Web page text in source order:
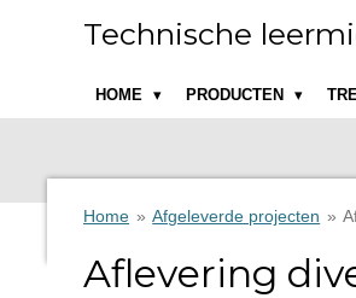
Technische
HOME PRODUCTEN
Home » Afgeleverde projecten »
Aflevering